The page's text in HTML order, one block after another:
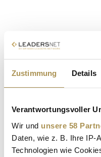
Zustimmung Details
Verantwortungsvoller
Wir und unsere 58
Daten, wie z. B. Ihre IP-
Technologien wie